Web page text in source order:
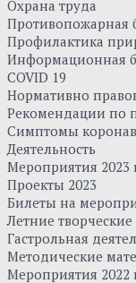
Охрана труда
Противопожарная
Профилактика
Информационная
COVID 19
Нормативно
Рекомендации по
Симптомы
Деятельность
Мероприятия 2023
Проекты 2023
Билеты на
Летние
Гастрольная
Методические
Мероприятия 2022